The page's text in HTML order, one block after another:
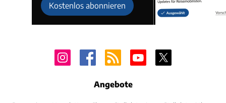
Kostenlos abonnieren
Angebote